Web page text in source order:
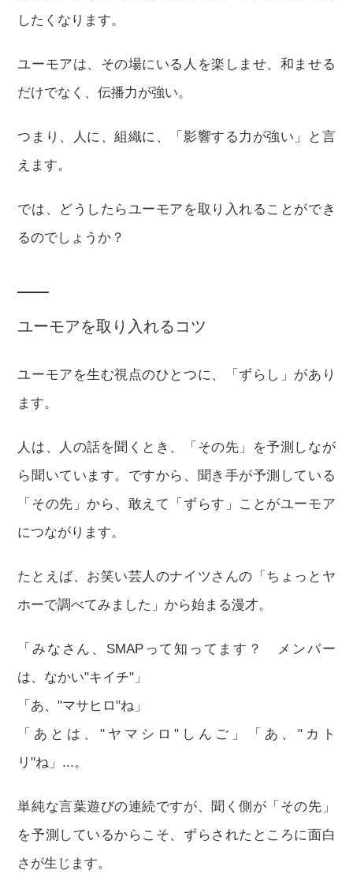
したくなります。
ユーモアは、その場にいる人を楽しませ、和ませる
だけでなく、伝播力が強い。
つまり、人に、組織に、「影響する力が強い」と言
えます。
では、どうしたらユーモアを取り入れることができ
るのでしょうか？
ユーモアを取り入れるコツ
ユーモアを生む視点のひとつに、「ずらし」があり
ます。
人は、人の話を聞くとき、「その先」を予測しなが
ら聞いています。ですから、聞き手が予測している
「その先」から、敢えて「ずらす」ことがユーモア
につながります。
たとえば、お笑い芸人のナイツさんの「ちょっとヤ
ホーで調べてみました」から始まる漫才。
「みなさん、SMAPって知ってます？ メンバー
は、なかい"キイチ"」
「あ、"マサヒロ"ね」
「あとは、"ヤマシロ"しんご」「あ、"カト
リ"ね」...。
単純な言葉遊びの連続ですが、聞く側が「その先」
を予測しているからこそ、ずらされたところに面白
さが生じます。